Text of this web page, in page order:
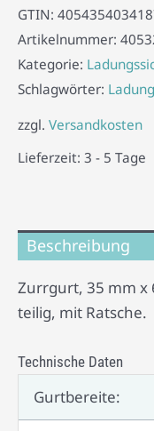
GTIN:
Artikelnummer:
Kategorie:
Schlagwörter:
zzgl. Versandkosten
Lieferzeit: 3 - 5 Tage
Beschreibung
Zurrgurt, 35 mm x
teilig, mit Ratsche.
Technische Daten
Gurtbereite: